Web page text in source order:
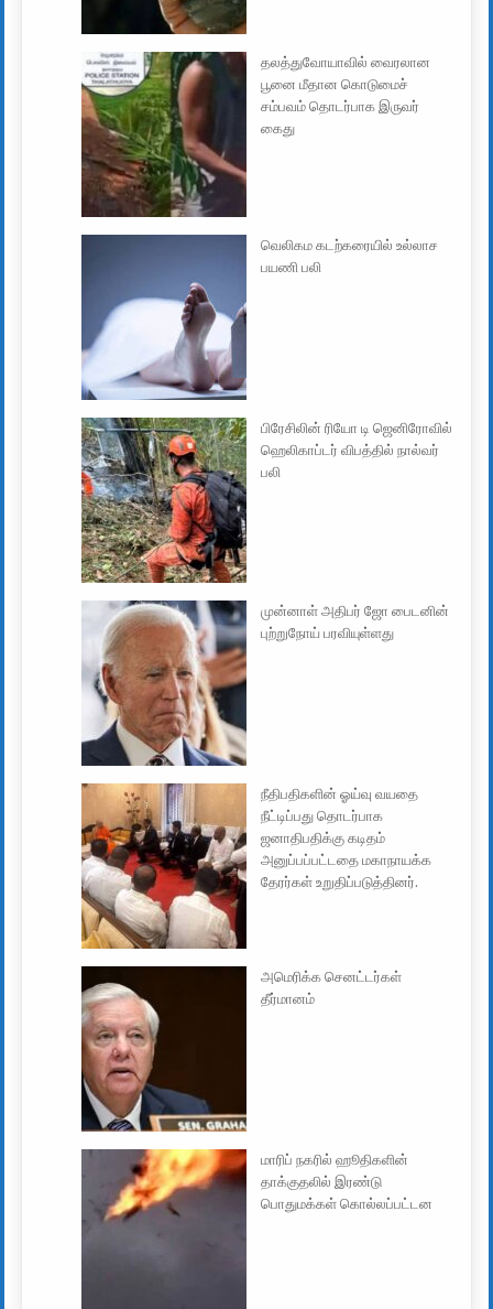
தலத்துவோயாவில் வைரலான
பூனை மீதான கொடுமைச்
சம்பவம் தொடர்பாக இருவர்
கைது
வெலிகம கடற்கரையில் உல்லாச
பயணி பலி
பிரேசிலின் ரியோ டி ஜெனிரோவில்
ஹெலிகாப்டர் விபத்தில் நால்வர்
பலி
முன்னாள் அதிபர் ஜோ பைடனின்
புற்றுநோய் பரவியுள்ளது
நீதிபதிகளின் ஓய்வு வயதை
நீட்டிப்பது தொடர்பாக
ஜனாதிபதிக்கு கடிதம்
அனுப்பப்பட்டதை மகாநாயக்க
தேரர்கள் உறுதிப்படுத்தினர்.
அமெரிக்க செனட்டர்கள்
தீர்மானம்
மாரிப் நகரில் ஹூதிகளின்
தாக்குதலில் இரண்டு
பொதுமக்கள் கொல்லப்பட்டன